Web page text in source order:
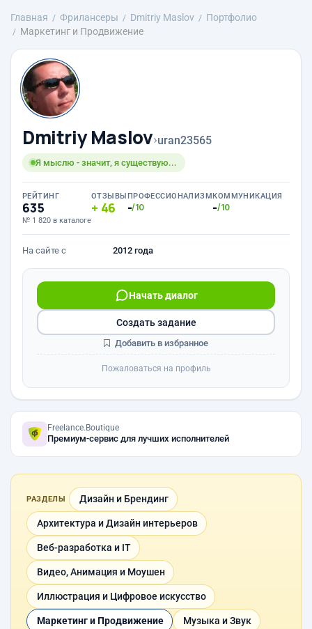
Главная Фрилансеры Dmitriy Maslov
Портфолио
Маркетинг и Продвижение
Dmitriy Maslov›uran23565
Я мыслю - значит, я существую...
РЕЙТИНГ
635
№ 1 820 в каталоге
ОТЗЫВЫ
46
ПРОФЕССИОНАЛИЗМ
-/10
КОММУНИКАЦИЯ
-/10
На сайте с 2012 года
Начать диалог
Создать задание
Добавить в избранное
Пожаловаться на профиль
Freelance.Boutique
Премиум-сервис для лучших исполнителей
РАЗДЕЛЫ Дизайн и Брендинг
Архитектура и Дизайн интерьеров
Веб-разработка и IT
Видео, Анимация и Моушен
Иллюстрация и Цифровое искусство
Маркетинг и Продвижение Музыка и Звук